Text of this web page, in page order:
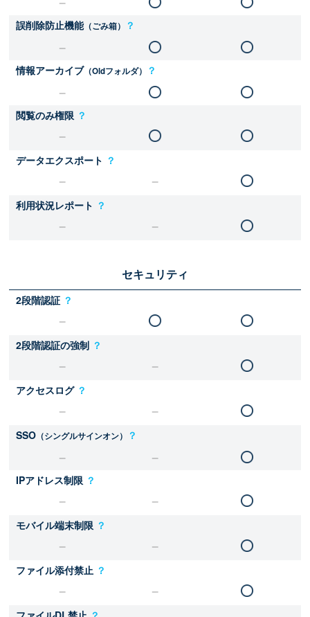
誤削除防止機能（ごみ箱） ？
情報アーカイブ（Oldフォルダ） ？
閲覧のみ権限 ？
データエクスポート ？
利用状況レポート ？
セキュリティ
2段階認証 ？
2段階認証の強制 ？
アクセスログ ？
SSO （シングルサインオン） ？
IPアドレス制限 ？
モバイル端末制限 ？
ファイル添付禁止 ？